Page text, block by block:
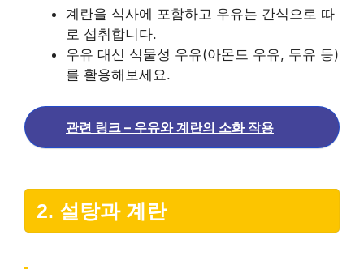
계란을 식사에 포함하고 우유는 간식으로 따
로 섭취합니다.
우유 대신 식물성 우유(아몬드 우유, 두유 등)
를 활용해보세요.
관련 링크 – 우유와 계란의 소화 작용
2. 설탕과 계란